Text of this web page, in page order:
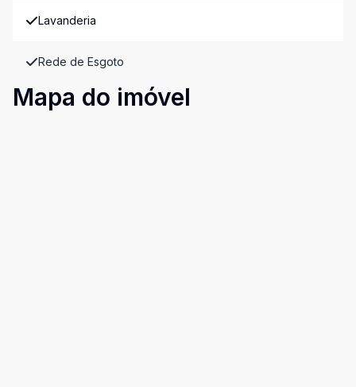
Lavanderia
Rede de Esgoto
Mapa do imóvel